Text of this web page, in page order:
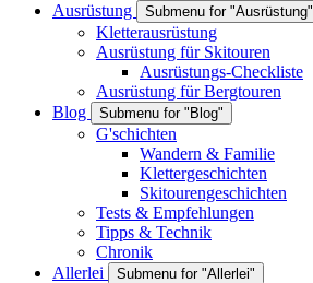
Ausrüstung
Submenu for "Ausrüstung"
Kletterausrüstung
Ausrüstung für Skitouren
Ausrüstungs-Checkliste
Ausrüstung für Bergtouren
Blog
Submenu for "Blog"
G'schichten
Wandern & Familie
Klettergeschichten
Skitourengeschichten
Tests & Empfehlungen
Tipps & Technik
Chronik
Allerlei
Submenu for "Allerlei"